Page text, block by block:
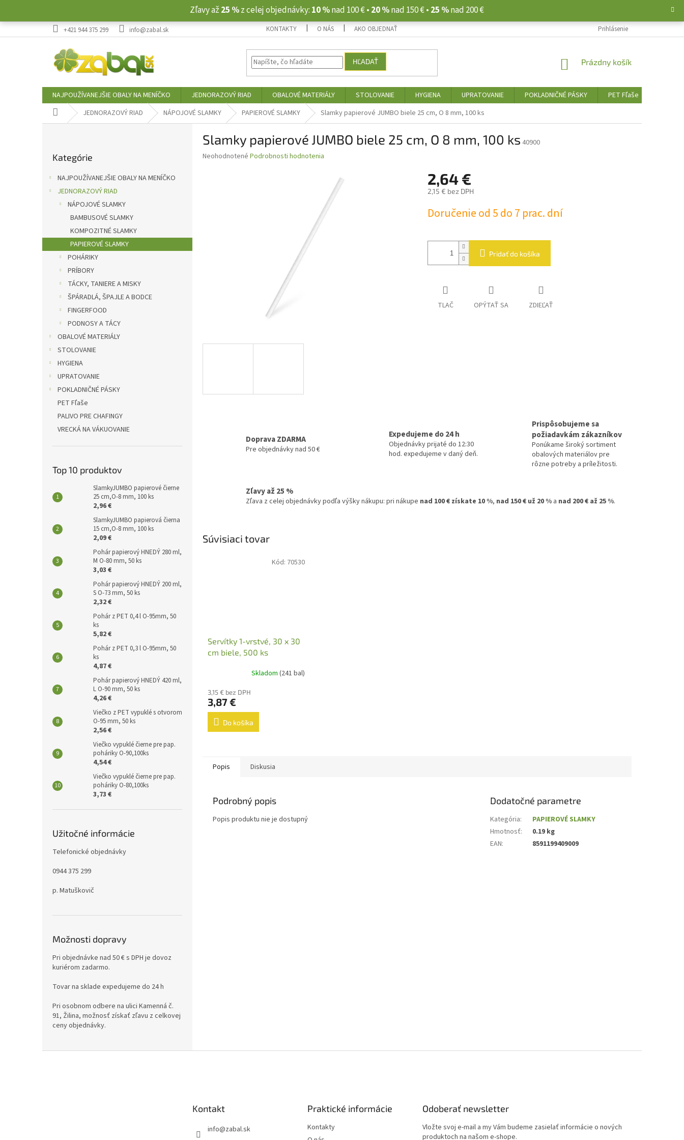
obsah
Zľavy až 25 %z celej objednávky: 10 %nad 100 € • 20 %nad 150 € • 25 %nad 200 €
+421 944 375 299 info@zabal.sk KONTAKTY O NÁS AKO OBJEDNAŤ Prihlásenie
HĽADAŤ
NÁKUPNÝ
Prázdny košík
NAJPOUŽÍVANEJŠIE OBALY NA MENÍČKO JEDNORAZOVÝ RIAD OBALOVÉ MATERIÁLY STOLOVANIE HYGIENA UPRATOVANIE POKLADNIČNÉ PÁSKY PET Fľaše
Domov JEDNORAZOVÝ RIAD NÁPOJOVÉ SLAMKY PAPIEROVÉ SLAMKY Slamky papierové JUMBO biele 25 cm, O 8 mm, 100 ks
kategórie
Kategórie
NAJPOUŽÍVANEJŠIE OBALY NA MENÍČKO
JEDNORAZOVÝ RIAD
NÁPOJOVÉ SLAMKY
BAMBUSOVÉ SLAMKY
KOMPOZITNÉ SLAMKY
PAPIEROVÉ SLAMKY
POHÁRIKY
PRÍBORY
TÁCKY, TANIERE A MISKY
ŠPÁRADLÁ, ŠPAJLE A BODCE
FINGERFOOD
PODNOSY A TÁCY
OBALOVÉ MATERIÁLY
STOLOVANIE
HYGIENA
UPRATOVANIE
POKLADNIČNÉ PÁSKY
PET Fľaše
PALIVO PRE CHAFINGY
VRECKÁ NA VÁKUOVANIE
Top 10 produktov
SlamkyJUMBO papierové čierne
25 cm,O-8 mm, 100 ks
2,96 €
SlamkyJUMBO papierová čierna
15 cm,O-8 mm, 100 ks
2,09 €
Pohár papierový HNEDÝ 280 ml,
M O-80 mm, 50 ks
3,03 €
Pohár papierový HNEDÝ 200 ml,
S O-73 mm, 50 ks
2,32 €
Pohár z PET 0,4 l O-95mm, 50
ks
5,82 €
Pohár z PET 0,3 l O-95mm, 50
ks
4,87 €
Pohár papierový HNEDÝ 420 ml,
L O-90 mm, 50 ks
4,26 €
Viečko z PET vypuklé s otvorom
O-95 mm, 50 ks
2,56 €
Viečko vypuklé čierne pre pap.
poháriky O-90,100ks
4,54 €
Viečko vypuklé čierne pre pap.
poháriky O-80,100ks
3,73 €
Užitočné informácie
Telefonické objednávky
0944 375 299
p. Matuškovič
Možnosti dopravy
Pri objednávke nad 50 € s DPH je dovoz
kuriérom zadarmo.
Tovar na sklade expedujeme do 24 h
Pri osobnom odbere na ulici Kamenná č.
91, Žilina, možnosť získať zľavu z celkovej
ceny objednávky.
Slamky papierové JUMBO biele 25 cm, O 8 mm, 100 ks 40900
Priemerné
Neohodnotené Podrobnosti hodnotenia
2,64 €
2,15 € bez DPH
cena:
Doručenie od 5 do 7 prac. dní
Pridať do košíka
TLAČ OPÝTAŤ SA ZDIEĽAŤ
Doprava ZDARMA
Pre objednávky nad 50 €
Expedujeme do 24 h
Objednávky prijaté do 12:30
hod. expedujeme v daný deň.
Prispôsobujeme sa
požiadavkám zákazníkov
Ponúkame široký sortiment
obalových materiálov pre
rôzne potreby a príležitosti.
Zľavy až 25 %
Zľava z celej objednávky podľa výšky nákupu: pri nákupe nad 100 € získate 10 %, nad 150 € už 20 % a nad 200 € až 25 %.
Súvisiaci tovar
Servítky 1-vrstvé, 30 x 30
cm biele, 500 ks
Skladom (241 bal)
3,15 € bez DPH
3,87 €
Do košíka
Kód: 70530
Popis Diskusia
Podrobný popis
Popis produktu nie je dostupný
Dodatočné parametre
Kategória:
PAPIEROVÉ SLAMKY
Hmotnosť:
0.19 kg
EAN: 8591199409009
Kontakt
info@zabal.sk
Praktické informácie
Kontakty
Odoberať newsletter
Vložte svoj e-mail a my Vám budeme zasielať informácie o nových
produktoch na našom e-shope.